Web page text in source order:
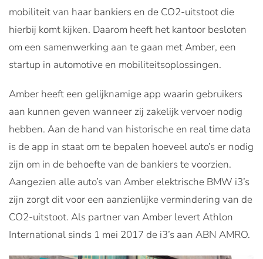
mobiliteit van haar bankiers en de CO2-uitstoot die
hierbij komt kijken. Daarom heeft het kantoor besloten
om een samenwerking aan te gaan met Amber, een
startup in automotive en mobiliteitsoplossingen.
Amber heeft een gelijknamige app waarin gebruikers
aan kunnen geven wanneer zij zakelijk vervoer nodig
hebben. Aan de hand van historische en real time data
is de app in staat om te bepalen hoeveel auto’s er nodig
zijn om in de behoefte van de bankiers te voorzien.
Aangezien alle auto’s van Amber elektrische BMW i3’s
zijn zorgt dit voor een aanzienlijke vermindering van de
CO2-uitstoot. Als partner van Amber levert Athlon
International sinds 1 mei 2017 de i3’s aan ABN AMRO.